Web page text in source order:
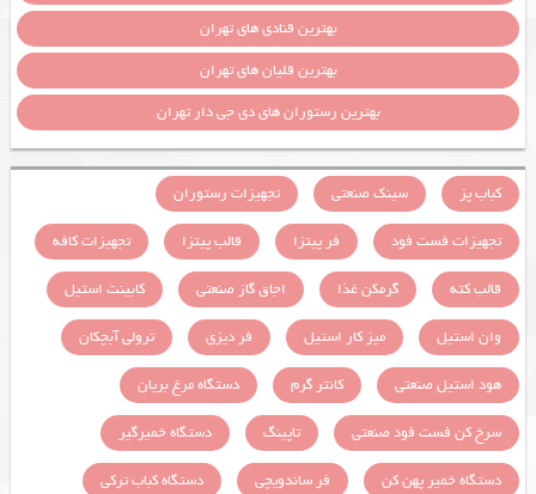
بهترین قنادی های تهران
بهترین قلیان های تهران
بهترین رستوران های دی جی دار تهران
کباب پز سینک صنعتی
تجهیزات رستوران
تجهیزات فست فود
فر پیتزا قالب پیتزا
تجهیزات کافه
قالب کته
گرمکن غذا اجاق گاز صنعتی
کابینت استیل
وان استیل
میز کار استیل فر دیزی
ترولی آبچکان
هود استیل صنعتی
کانتر گرم
دستگاه مرغ بریان
سرخ کن فست فود صنعتی
تاپینگ
دستگاه خمیرگیر
دستگاه خمیر پهن کن
فر ساندویچی
دستگاه کباب ترکی